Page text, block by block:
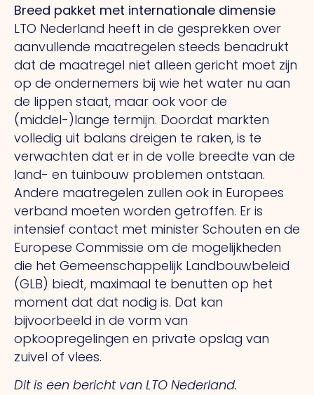
Breed pakket met internationale dimensie
LTO Nederland heeft in de gesprekken over
aanvullende maatregelen steeds benadrukt
dat de maatregel niet alleen gericht moet zijn
op de ondernemers bij wie het water nu aan
de lippen staat, maar ook voor de
(middel-)lange termijn. Doordat markten
volledig uit balans dreigen te raken, is te
verwachten dat er in de volle breedte van de
land- en tuinbouw problemen ontstaan.
Andere maatregelen zullen ook in Europees
verband moeten worden getroffen. Er is
intensief contact met minister Schouten en de
Europese Commissie om de mogelijkheden
die het Gemeenschappelijk Landbouwbeleid
(GLB) biedt, maximaal te benutten op het
moment dat dat nodig is. Dat kan
bijvoorbeeld in de vorm van
opkoopregelingen en private opslag van
zuivel of vlees.
Dit is een bericht van LTO Nederland.